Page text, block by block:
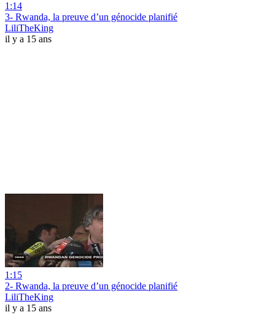
1:14
3- Rwanda, la preuve d’un génocide planifié
LiliTheKing
il y a 15 ans
1:15
2- Rwanda, la preuve d’un génocide planifié
LiliTheKing
il y a 15 ans